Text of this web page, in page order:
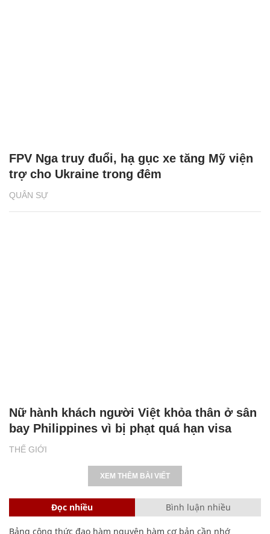
QUÂN SỰ
FPV Nga truy đuổi, hạ gục xe tăng Mỹ viện
trợ cho Ukraine trong đêm
THẾ GIỚI
Nữ hành khách người Việt khỏa thân ở sân
bay Philippines vì bị phạt quá hạn visa
XEM THÊM BÀI VIẾT
Đọc nhiều Bình luận nhiều
Bảng công thức đạo hàm nguyên hàm cơ bản cần nhớ